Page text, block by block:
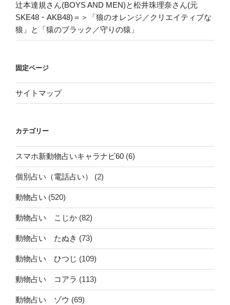
辻本達規さん(BOYS AND MEN)と松井珠理奈さん(元
SKE48・AKB48)＝＞「狼のオレンジ／クリエイティブな
狼」と「猿のブラック／守りの猿」
固定ページ
サイトマップ
カテゴリー
スマホ新動物占いキャラナビ60 (6)
個別占い（電話占い） (2)
動物占い (520)
動物占い こじか (82)
動物占い たぬき (73)
動物占い ひつじ (109)
動物占い コアラ (113)
動物占い ゾウ (69)